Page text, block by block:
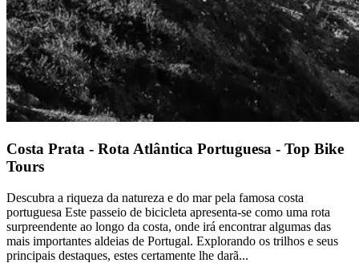
8 Dias|3/5
Costa Prata - Rota Atlântica Portuguesa - Top Bike
Tours
Descubra a riqueza da natureza e do mar pela famosa costa
portuguesa Este passeio de bicicleta apresenta-se como uma rota
surpreendente ao longo da costa, onde irá encontrar algumas das
mais importantes aldeias de Portugal. Explorando os trilhos e seus
principais destaques, estes certamente lhe darã...